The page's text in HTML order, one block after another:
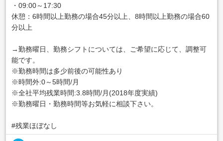
・09:00～17:30
休憩：6時間以上勤務の場合45分以上、8時間以上勤務の場合60
分以上
→勤務曜日、勤務シフトについては、ご希望に応じて、調整可
能です。
※勤務時間は多少前後の可能性あり
※時間外:0～5時間/月
※全社平均残業時間:3.8時間/月(2018年度実績)
※勤務曜日・勤務時間等お気軽に相談下さい。
#残業ほぼなし